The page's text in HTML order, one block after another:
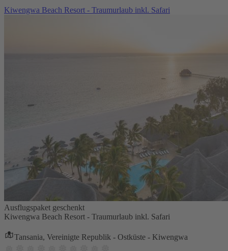
Kiwengwa Beach Resort - Traumurlaub inkl. Safari
Ausflugspaket geschenkt
Kiwengwa Beach Resort - Traumurlaub inkl. Safari
Tansania, Vereinigte Republik - Ostküste - Kiwengwa